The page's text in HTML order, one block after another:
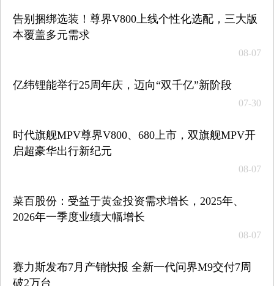
告别捆绑选装！尊界V800上线个性化选配，三大版
本覆盖多元需求
08-07
亿纬锂能举行25周年庆，迈向“双千亿”新阶段
07-30
时代旗舰MPV尊界V800、680上市，双旗舰MPV开
启超豪华出行新纪元
08-07
菜百股份：受益于黄金投资需求增长，2025年、
2026年一季度业绩大幅增长
08-07
赛力斯发布7月产销快报 全新一代问界M9交付7周
破2万台